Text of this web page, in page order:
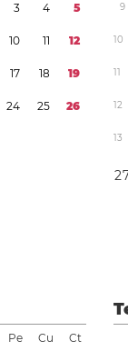
3 4 5
10 11 12
17 18 19
24 25 26
9
10
11
12
13
2
Pe Cu Ct